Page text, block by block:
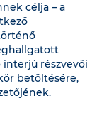
célja – a
interjú részvevői
betöltésére,